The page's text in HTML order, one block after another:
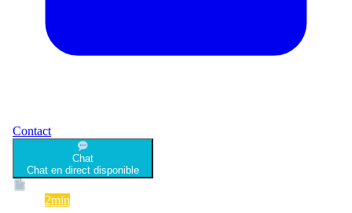
Contact
Chat
Chat en direct disponible
2min